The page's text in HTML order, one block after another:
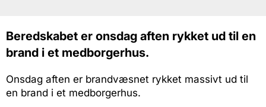
Beredskabet er onsdag aften rykket ud til en
brand i et medborgerhus.
Onsdag aften er brandvæsnet rykket massivt ud til
en brand i et medborgerhus.